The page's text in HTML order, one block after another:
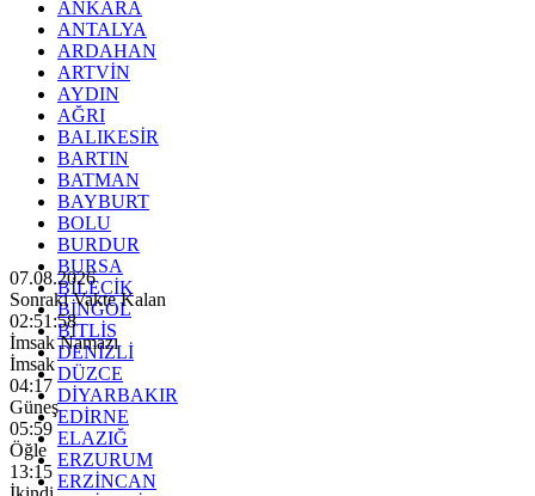
ANKARA
ANTALYA
ARDAHAN
ARTVİN
AYDIN
AĞRI
BALIKESİR
BARTIN
BATMAN
BAYBURT
BOLU
BURDUR
BURSA
BİLECİK
BİNGÖL
BİTLİS
DENİZLİ
DÜZCE
DİYARBAKIR
EDİRNE
ELAZIĞ
ERZURUM
ERZİNCAN
07.08.2026
Sonraki Vakte Kalan
02:51:56
İmsak Namazı
İmsak
04:17
Güneş
05:59
Öğle
13:15